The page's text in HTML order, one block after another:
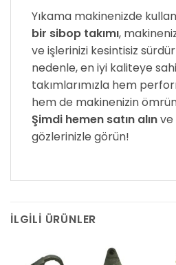
Yıkama makinenizde
bir sibop takımı,
ve işlerinizi kesintisiz
nedenle, en iyi kaliteye
takımlarımızla hem
hem de makinenizin
Şimdi hemen satın alınve
gözlerinizle görün!
İLGILI ÜRÜNLER